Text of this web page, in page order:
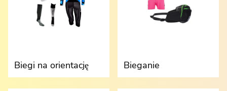
Biegi na orientację Bieganie